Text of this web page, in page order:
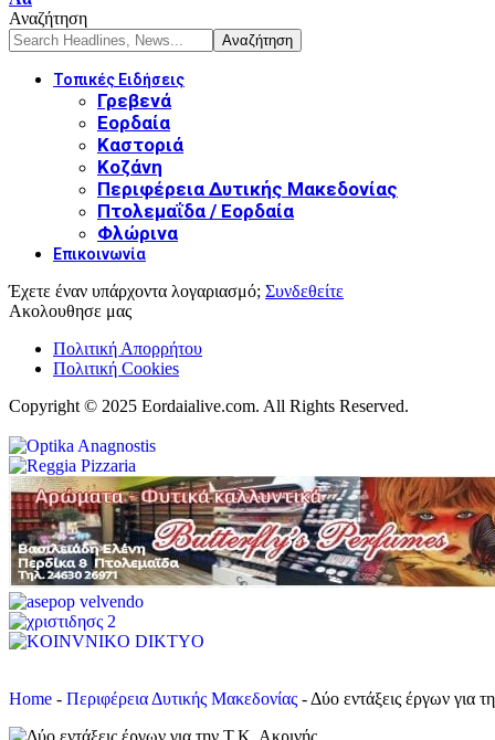
Αναζήτηση
Τοπικές Ειδήσεις
Γρεβενά
Εορδαία
Καστοριά
Κοζάνη
Περιφέρεια Δυτικής Μακεδονίας
Πτολεμαΐδα / Εορδαία
Φλώρινα
Επικοινωνία
Έχετε έναν υπάρχοντα λογαριασμό; Συνδεθείτε
Ακολουθησε μας
Πολιτική Απορρήτου
Πολιτική Cookies
Copyright © 2025 Eordaialive.com. All Rights Reserved.
Home - Περιφέρεια Δυτικής Μακεδονίας - Δύο εντάξεις έργων για